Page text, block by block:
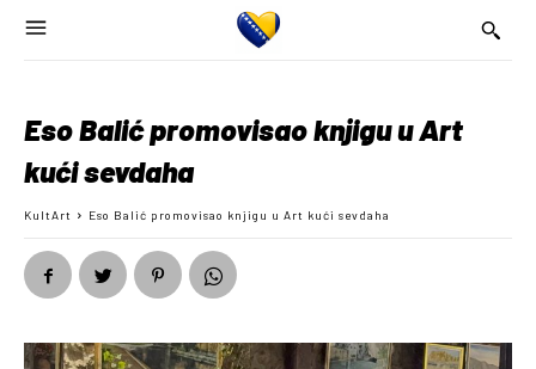
Eso Balić promovisao knjigu u Art
kući sevdaha
KultArt Eso Balić promovisao knjigu u Art kući sevdaha